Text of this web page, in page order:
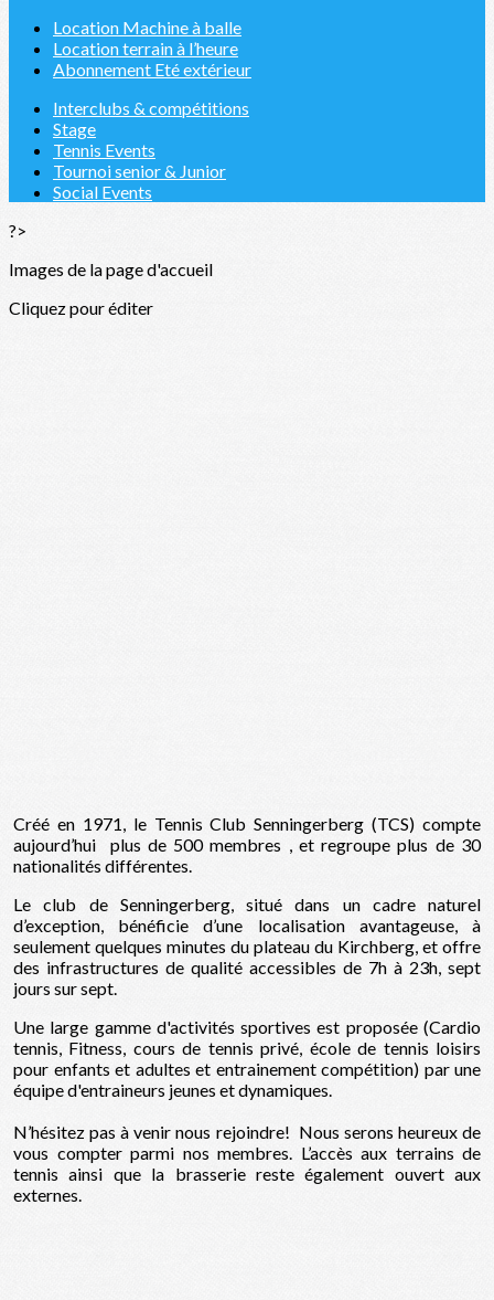
Location Machine à balle
Location terrain à l’heure
Abonnement Eté extérieur
Interclubs & compétitions
Stage
Tennis Events
Tournoi senior & Junior
Social Events
?>
Images de la page d'accueil
Cliquez pour éditer
Créé en 1971, le Tennis Club Senningerberg (TCS) compte
aujourd’hui plus de 500 membres , et regroupe plus de 30
nationalités différentes.
Le club de Senningerberg, situé dans un cadre naturel
d’exception, bénéficie d’une localisation avantageuse, à
seulement quelques minutes du plateau du Kirchberg, et offre
des infrastructures de qualité accessibles de 7h à 23h, sept
jours sur sept.
Une large gamme d'activités sportives est proposée (Cardio
tennis, Fitness, cours de tennis privé, école de tennis loisirs
pour enfants et adultes et entrainement compétition) par une
équipe d'entraineurs jeunes et dynamiques.
N’hésitez pas à venir nous rejoindre! Nous serons heureux de
vous compter parmi nos membres. L’accès aux terrains de
tennis ainsi que la brasserie reste également ouvert aux
externes.